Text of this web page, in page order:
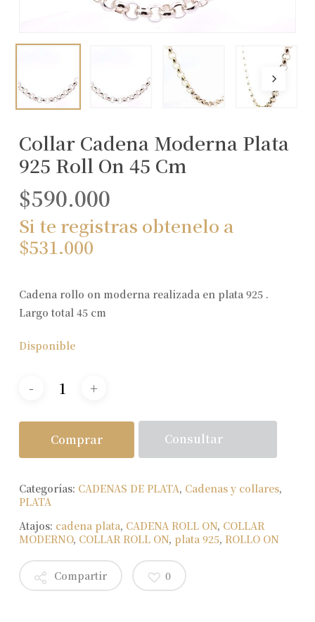
Collar Cadena Moderna Plata
925 Roll On 45 Cm
$590.000
Si te registras obtenelo a
$531.000
Cadena rollo on moderna realizada en plata 925 .
Largo total 45 cm
Disponible
Comprar Consultar
Categorías: CADENAS DE PLATA, Cadenas y collares,
PLATA
Atajos: cadena plata, CADENA ROLL ON, COLLAR
MODERNO, COLLAR ROLL ON, plata 925, ROLLO ON
Compartir 0